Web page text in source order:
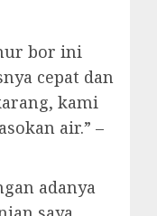
bor ini
cepat dan
kami
air.” –
adanya